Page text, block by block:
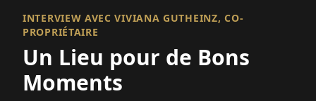
INTERVIEW AVEC VIVIANA GUTHEINZ, CO-
PROPRIÉTAIRE
Un Lieu pour de Bons
Moments